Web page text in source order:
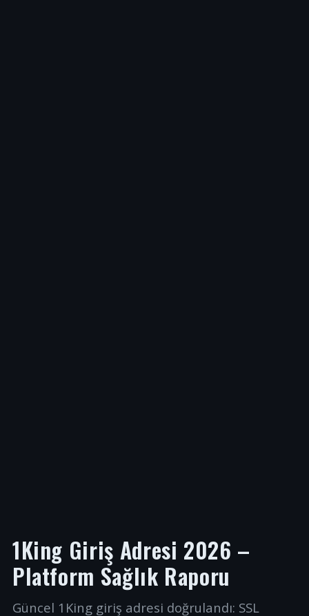
1King Giriş Adresi 2026 –
Platform Sağlık Raporu
Güncel 1King giriş adresi doğrulandı: SSL